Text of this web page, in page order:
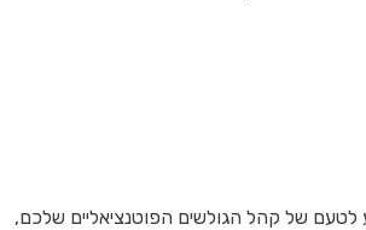
לטעם של קהל הגולשים הפוטנציאליים שלכם,